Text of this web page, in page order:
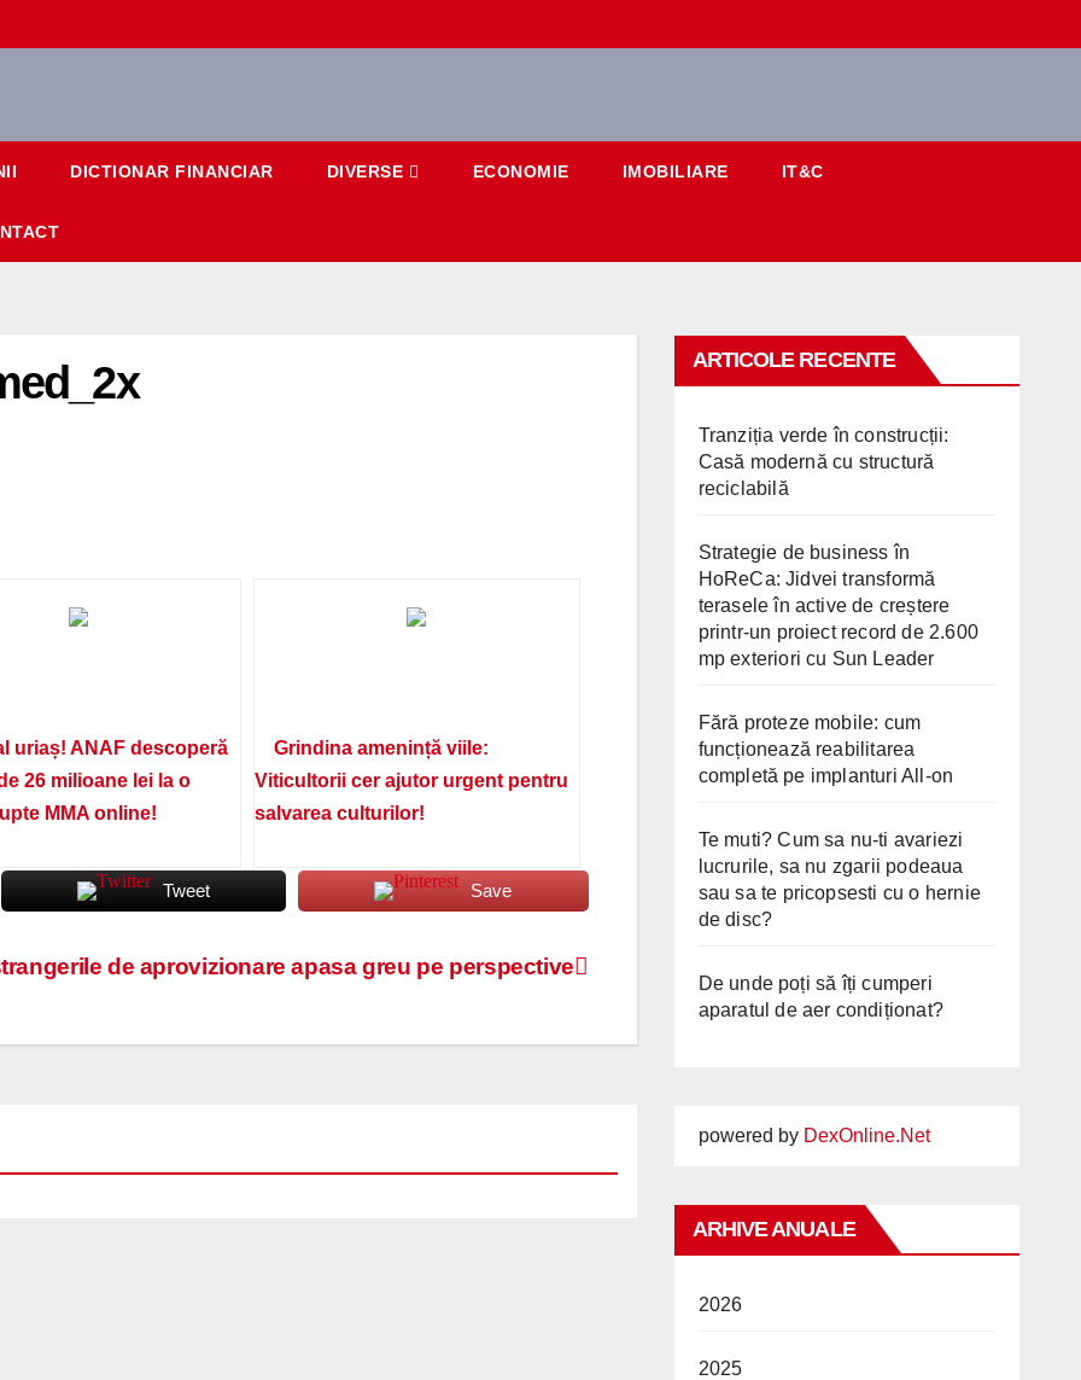
DICTIONAR FINANCIAR DIVERSE ECONOMIE IMOBILIARE IT&C
uriaș! ANAF descoperă
26 milioane lei la o
MMA online!
Grindina amenință viile:
Viticultorii cer ajutor urgent pentru
salvarea culturilor!
Tweet Save
de aprovizionare apasa greu pe perspective
ARTICOLE RECENTE
Tranziția verde în construcții:
Casă modernă cu structură
reciclabilă
Strategie de business în
HoReCa: Jidvei transformă
terasele în active de creștere
printr-un proiect record de 2.600
mp exteriori cu Sun Leader
Fără proteze mobile: cum
funcționează reabilitarea
completă pe implanturi All-on
Te muti? Cum sa nu-ti avariezi
lucrurile, sa nu zgarii podeaua
sau sa te pricopsesti cu o hernie
de disc?
De unde poți să îți cumperi
aparatul de aer condiționat?
powered by DexOnline.Net
ARHIVE ANUALE
2026
2025